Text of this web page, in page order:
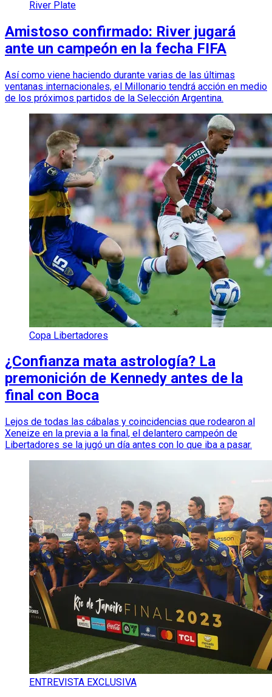
River Plate
Amistoso confirmado: River jugará
ante un campeón en la fecha FIFA
Así como viene haciendo durante varias de las últimas
ventanas internacionales, el Millonario tendrá acción en medio
de los próximos partidos de la Selección Argentina.
Copa Libertadores
¿Confianza mata astrología? La
premonición de Kennedy antes de la
final con Boca
Lejos de todas las cábalas y coincidencias que rodearon al
Xeneize en la previa a la final, el delantero campeón de
Libertadores se la jugó un día antes con lo que iba a pasar.
ENTREVISTA EXCLUSIVA